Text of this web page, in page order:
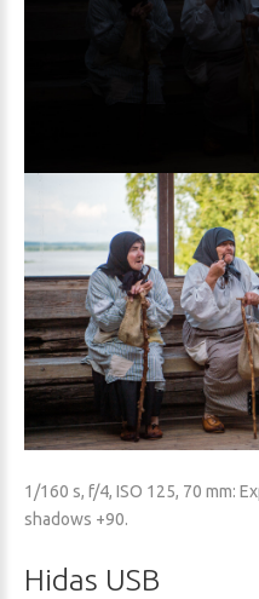
1/160 s, f/4, ISO 125, 70 mm:
shadows +90.
Hidas USB